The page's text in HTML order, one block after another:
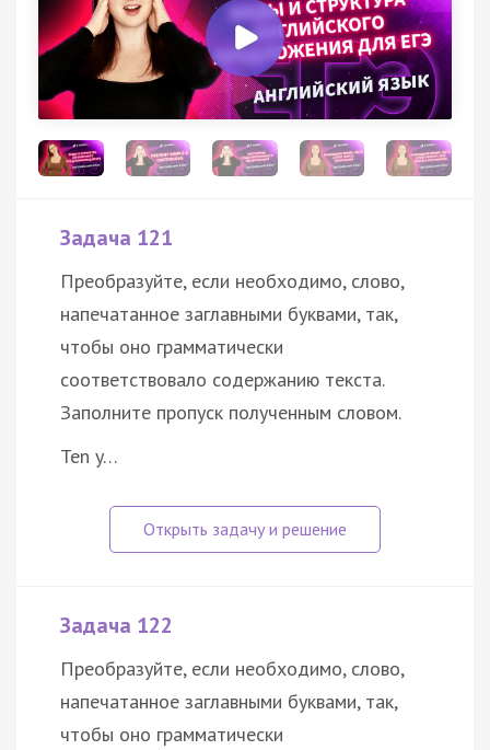
Задача 121
Преобразуйте, если необходимо, слово,
напечатанное заглавными буквами, так,
чтобы оно грамматически
соответствовало содержанию текста.
Заполните пропуск полученным словом.
Ten y…
Задача 122
Преобразуйте, если необходимо, слово,
напечатанное заглавными буквами, так,
чтобы оно грамматически